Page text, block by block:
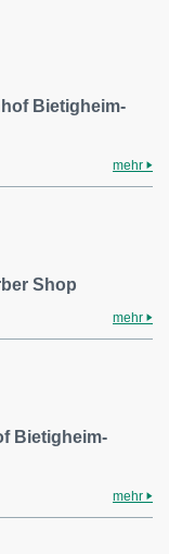
Bietigheim-
mehr
Shop
mehr
Bietigheim-
mehr